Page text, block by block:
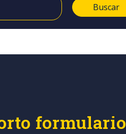
Buscar
formulario